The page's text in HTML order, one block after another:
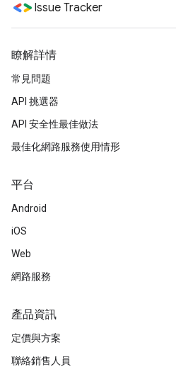
Issue Tracker
瞭解詳情
常見問題
API 挑選器
API 安全性最佳做法
最佳化網路服務使用情形
平台
Android
iOS
Web
網路服務
產品資訊
定價與方案
聯絡銷售人員